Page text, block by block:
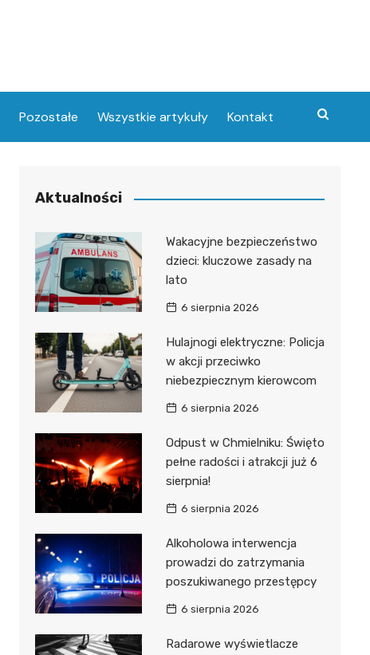
Pozostałe Wszystkie artykuły Kontakt
Aktualności
Wakacyjne bezpieczeństwo
dzieci: kluczowe zasady na
lato
6 sierpnia 2026
Hulajnogi elektryczne: Policja
w akcji przeciwko
niebezpiecznym kierowcom
6 sierpnia 2026
Odpust w Chmielniku: Święto
pełne radości i atrakcji już 6
sierpnia!
6 sierpnia 2026
Alkoholowa interwencja
prowadzi do zatrzymania
poszukiwanego przestępcy
6 sierpnia 2026
Radarowe wyświetlacze